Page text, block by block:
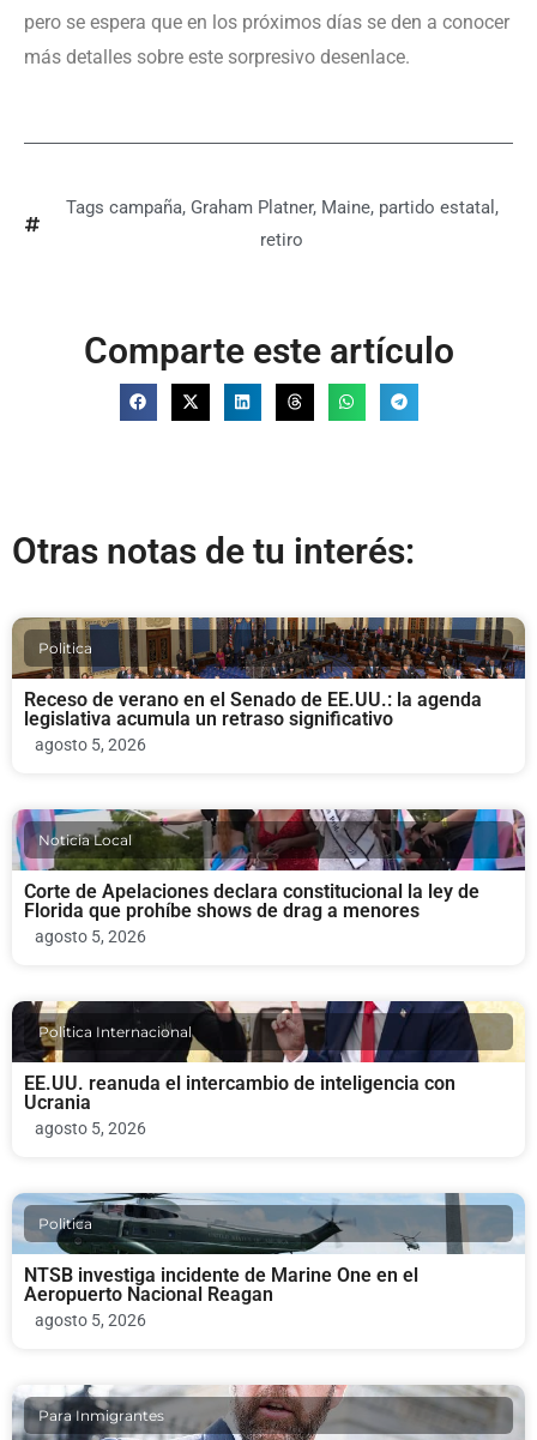
pero se espera que en los próximos días se den a conocer
más detalles sobre este sorpresivo desenlace.
Tags campaña, Graham Platner, Maine, partido estatal ,
retiro
Comparte este artículo
Otras notas de tu interés:
Politica
Receso de verano en el Senado de EE.UU.: la agenda
legislativa acumula un retraso significativo
agosto 5, 2026
Noticia Local
Corte de Apelaciones declara constitucional la ley de
Florida que prohíbe shows de drag a menores
agosto 5, 2026
Politica Internacional
EE.UU. reanuda el intercambio de inteligencia con
Ucrania
agosto 5, 2026
Politica
NTSB investiga incidente de Marine One en el
Aeropuerto Nacional Reagan
agosto 5, 2026
Para Inmigrantes